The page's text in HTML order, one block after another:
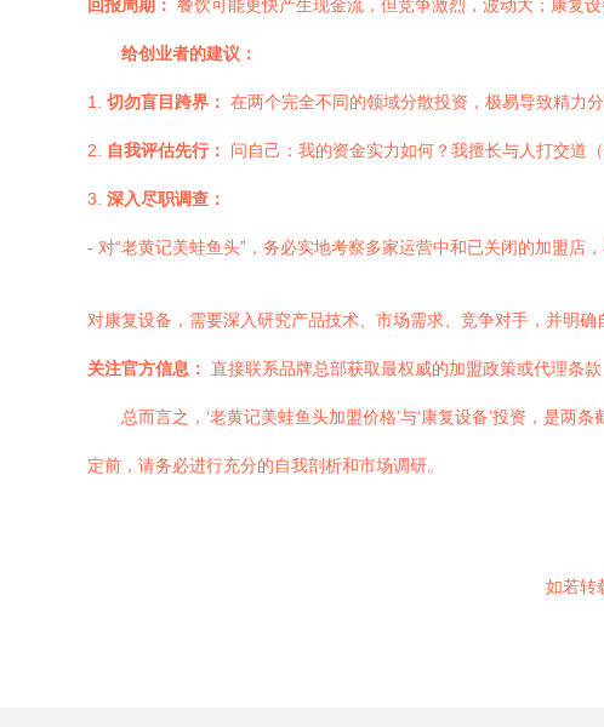
回报周期： 餐饮可能更快产生现金流，但竞争激烈，波动大；康复
给创业者的建议：
1. 切勿盲目跨界： 在两个完全不同的领域分散投资，极易导致精力
2. 自我评估先行： 问自己：我的资金实力如何？我擅长与人打交道
3. 深入尽职调查：
- 对“老黄记美蛙鱼头”，务必实地考察多家运营中和已关闭的加盟店
对康复设备，需要深入研究产品技术、市场需求、竞争对手，并明
关注官方信息： 直接联系品牌总部获取最权威的加盟政策或代理条款
总而言之，‘老黄记美蛙鱼头加盟价格’与‘康复设备’投资，是
定前，请务必进行充分的自我剖析和市场调研。
如若转